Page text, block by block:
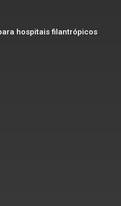
hospitais filantrópicos